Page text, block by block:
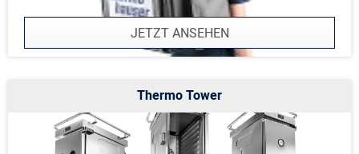
JETZT ANSEHEN
Thermo Tower